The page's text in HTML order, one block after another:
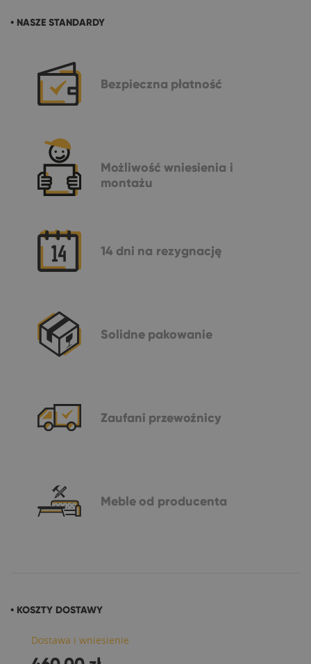
• NASZE STANDARDY
Bezpieczna płatność
Możliwość wniesienia i
montażu
14 dni na rezygnację
Solidne pakowanie
Zaufani przewoźnicy
Meble od producenta
• KOSZTY DOSTAWY
Dostawa i wniesienie